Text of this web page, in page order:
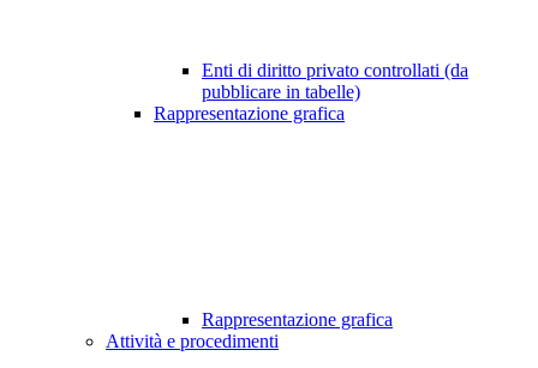
Enti di diritto privato controllati (da
pubblicare in tabelle)
Rappresentazione grafica
Rappresentazione grafica
Attività e procedimenti